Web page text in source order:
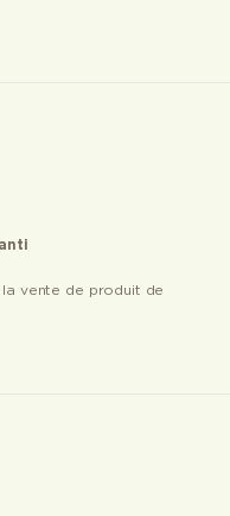
la vente de produit de